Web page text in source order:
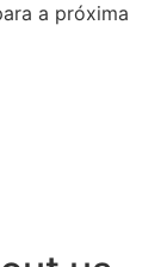
a próxima